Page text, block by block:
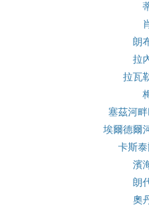
朗
拉
拉瓦
塞茲河
埃爾德爾
卡斯
濱
朗
奧